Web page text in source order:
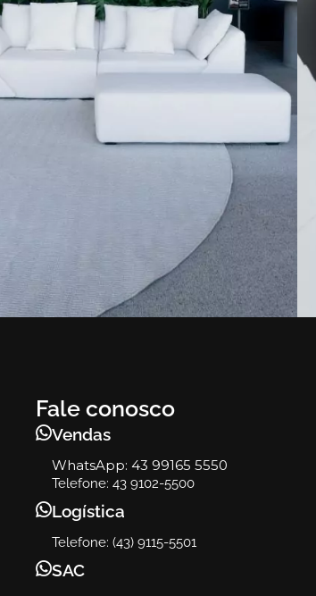
Fale conosco
Vendas
WhatsApp: 43 99165 5550
Telefone: 43 9102-5500
Logística
Telefone: (43) 9115-5501
SAC